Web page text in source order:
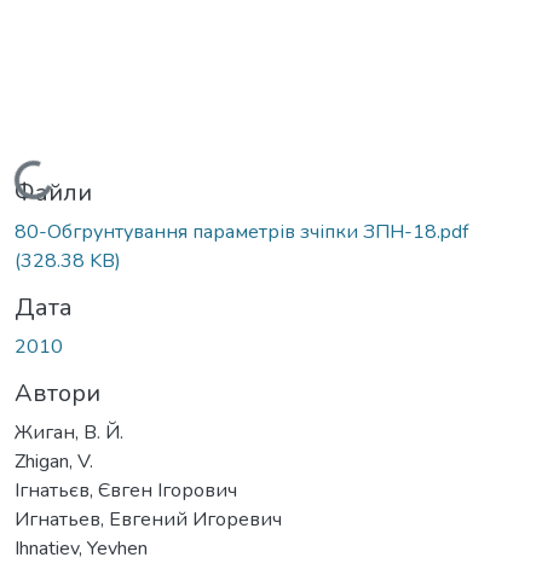
Вантажиться...
Файли
80-Обгрунтування параметрів зчіпки ЗПН-18.pdf
(328.38 KB)
Дата
2010
Автори
Жиган, В. Й.
Zhigan, V.
Ігнатьєв, Євген Ігорович
Игнатьев, Евгений Игоревич
Ihnatiev, Yevhen